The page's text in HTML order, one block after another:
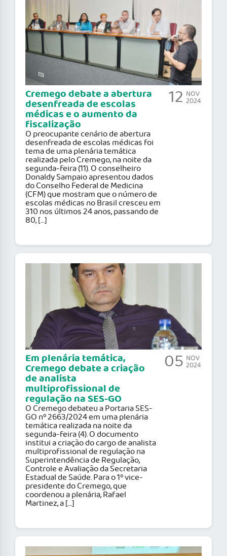
Cremego debate a abertura
desenfreada de escolas
médicas e o aumento da
fiscalização
O preocupante cenário de abertura
desenfreada de escolas médicas foi
tema de uma plenária temática
realizada pelo Cremego, na noite da
segunda-feira (11). O conselheiro
Donaldy Sampaio apresentou dados
do Conselho Federal de Medicina
(CFM) que mostram que o número de
escolas médicas no Brasil cresceu em
310 nos últimos 24 anos, passando de
80, […]
12 NOV
2024
Em plenária temática,
Cremego debate a criação
de analista
multiprofissional de
regulação na SES-GO
O Cremego debateu a Portaria SES-
GO nº 2663/2024 em uma plenária
temática realizada na noite da
segunda-feira (4). O documento
institui a criação do cargo de analista
multiprofissional de regulação na
Superintendência de Regulação,
Controle e Avaliação da Secretaria
Estadual de Saúde. Para o 1º vice-
presidente do Cremego, que
coordenou a plenária, Rafael
Martinez, a […]
05 NOV
2024